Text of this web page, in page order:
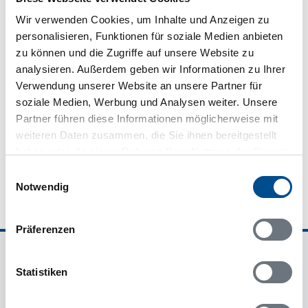
Wir verwenden Cookies, um Inhalte und Anzeigen zu
personalisieren, Funktionen für soziale Medien anbieten
zu können und die Zugriffe auf unsere Website zu
analysieren. Außerdem geben wir Informationen zu Ihrer
Verwendung unserer Website an unsere Partner für
soziale Medien, Werbung und Analysen weiter. Unsere
Partner führen diese Informationen möglicherweise mit
weiteren Daten zusammen, die Sie ihnen bereitgestellt
Notwendig
Präferenzen
Statistiken
Wir sind für Sie da - 7 Tage die Woche
Schnackenburgallee 158